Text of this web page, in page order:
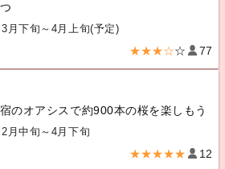
3月下旬～4月上旬(予定)
★★★☆☆ 77
のオアシスで約900本の桜を楽しもう
2月中旬～4月下旬
★★★★★ 12